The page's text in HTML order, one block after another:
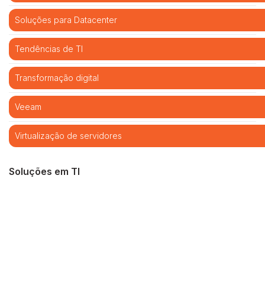
Soluções para Datacenter
Tendências de TI
Transformação digital
Veeam
Virtualização de servidores
Soluções em TI